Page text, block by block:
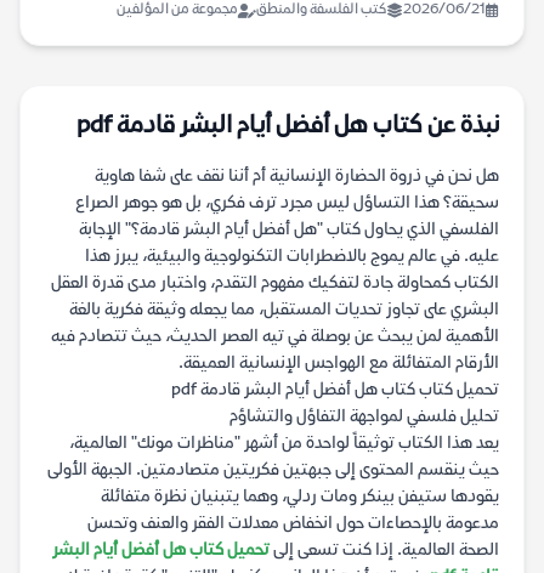
2026/06/21 كتب الفلسفة والمنطق مجموعة من المؤلفين
نبذة عن كتاب هل أفضل أيام البشر قادمة pdf
هل نحن في ذروة الحضارة الإنسانية أم أننا نقف على شفا هاوية
سحيقة؟ هذا التساؤل ليس مجرد ترف فكري، بل هو جوهر الصراع
الفلسفي الذي يحاول كتاب "هل أفضل أيام البشر قادمة؟" الإجابة
عليه. في عالم يموج بالاضطرابات التكنولوجية والبيئية، يبرز هذا
الكتاب كمحاولة جادة لتفكيك مفهوم التقدم، واختبار مدى قدرة العقل
البشري على تجاوز تحديات المستقبل، مما يجعله وثيقة فكرية بالغة
الأهمية لمن يبحث عن بوصلة في تيه العصر الحديث، حيث تتصادم فيه
الأرقام المتفائلة مع الهواجس الإنسانية العميقة.
تحميل كتاب كتاب هل أفضل أيام البشر قادمة pdf
تحليل فلسفي لمواجهة التفاؤل والتشاؤم
يعد هذا الكتاب توثيقاً لواحدة من أشهر "مناظرات مونك" العالمية،
حيث ينقسم المحتوى إلى جبهتين فكريتين متصادمتين. الجبهة الأولى
يقودها ستيفن بينكر ومات ردلي، وهما يتبنيان نظرة متفائلة
مدعومة بالإحصاءات حول انخفاض معدلات الفقر والعنف وتحسن
الصحة العالمية. إذا كنت تسعى إلىتحميل كتاب هل أفضل أيام البشر